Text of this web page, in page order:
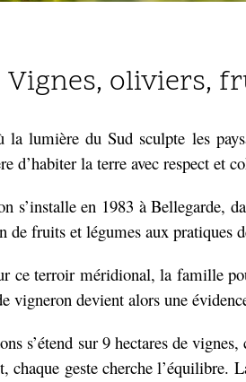
Vignes, oliviers,
lumière du Sud sculpte les
d’habiter la terre avec respect et
s’installe en 1983 à Bellegarde,
fruits et légumes aux pratiques
ce terroir méridional, la famille
vigneron devient alors une
s’étend sur 9 hectares de
chaque geste cherche l’équilibre.